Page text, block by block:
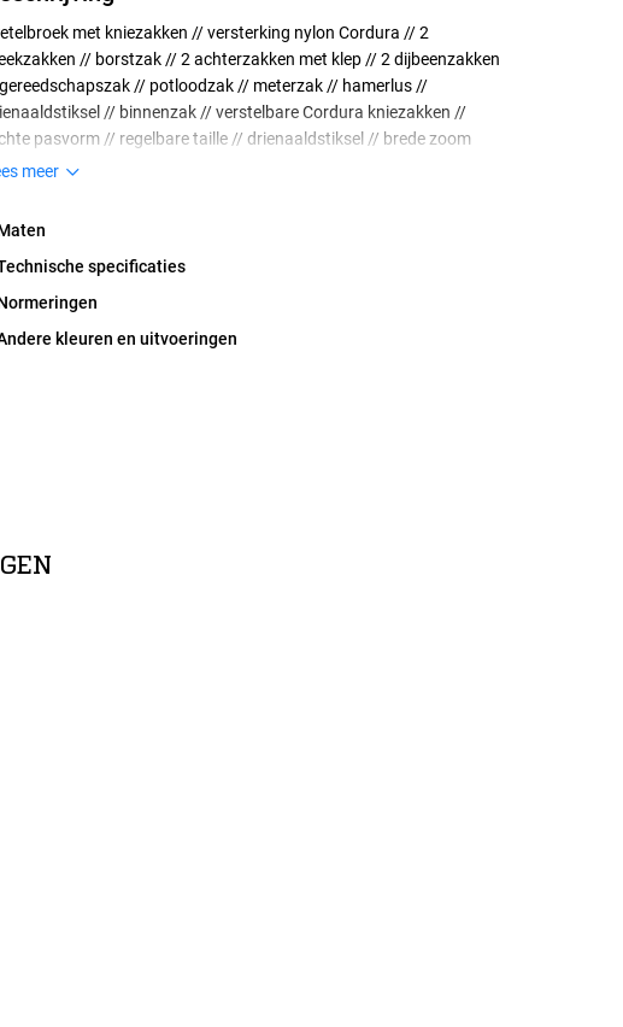
met kniezakken // versterking nylon Cordura // 2
// borstzak // 2 achterzakken met klep // 2 dijbeenzakken
// potloodzak // meterzak // hamerlus //
// binnenzak // verstelbare Cordura kniezakken //
pasvorm // regelbare taille // drienaaldstiksel // brede zoom
5 cm) // getest op schadelijke stoffen volgens Oeko-Tex
meer
technische specificaties
normeringen
kleuren en uitvoeringen